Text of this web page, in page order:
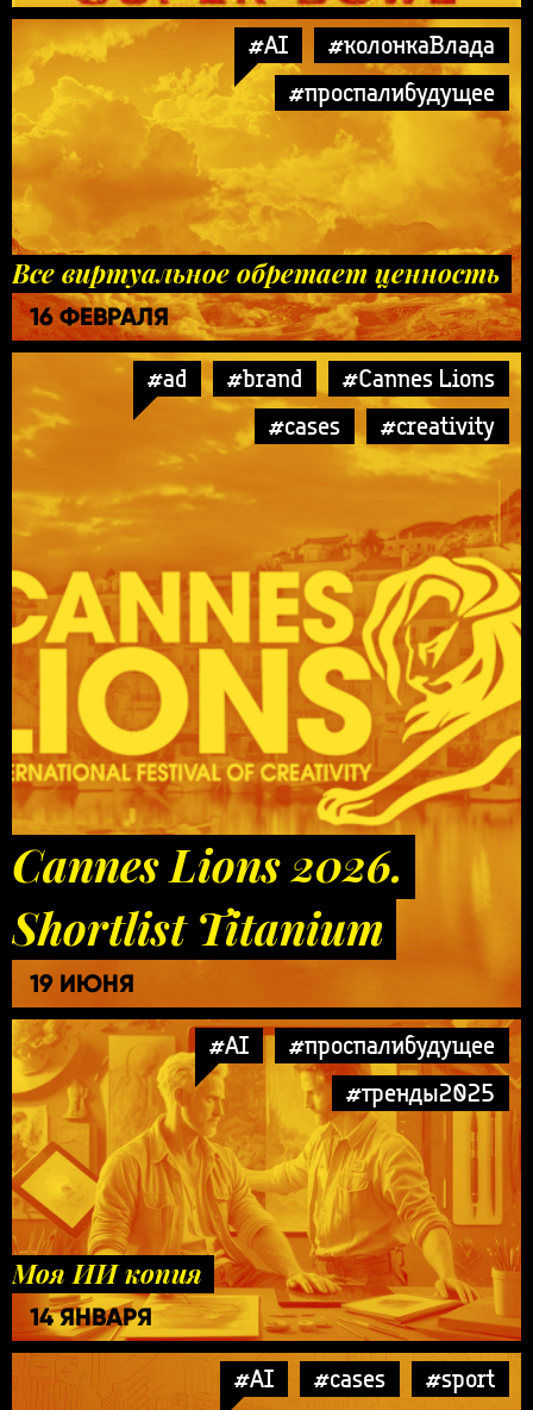
#AI
#колонкаВлада
#проспалибудущее
Все виртуальное обретает ценность
16 ФЕВРАЛЯ
#ad #brand
#Cannes Lions
#cases
#creativity
Cannes Lions 2026.
Shortlist Titanium
19 ИЮНЯ
#AI
#проспалибудущее
#тренды2025
Моя ИИ копия
14 ЯНВАРЯ
#AI #cases #sport